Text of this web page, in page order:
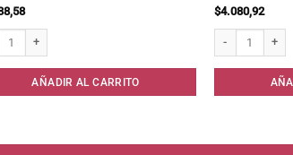
AÑADIR AL CARRITO
$4.080,92